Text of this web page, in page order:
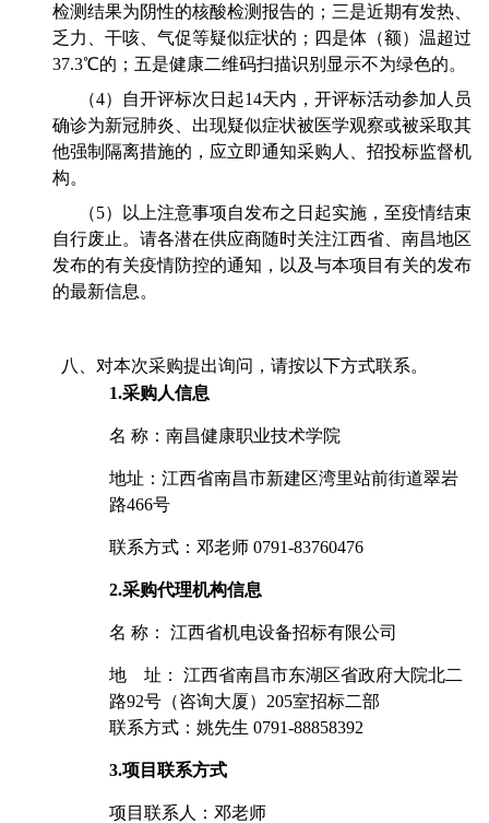
检测结果为阴性的核酸检测报告的；三是近期有发热、
乏力、干咳、气促等疑似症状的；四是体（额）温超过
37.3℃的；五是健康二维码扫描识别显示不为绿色的。
（4）自开评标次日起14天内，开评标活动参加人员
确诊为新冠肺炎、出现疑似症状被医学观察或被采取其
他强制隔离措施的，应立即通知采购人、招投标监督机
构。
（5）以上注意事项自发布之日起实施，至疫情结束
自行废止。请各潜在供应商随时关注江西省、南昌地区
发布的有关疫情防控的通知，以及与本项目有关的发布
的最新信息。
八、对本次采购提出询问，请按以下方式联系。
1.采购人信息
名 称：南昌健康职业技术学院
地址：江西省南昌市新建区湾里站前街道翠岩
路466号
联系方式： 邓老师 0791-83760476
2.采购代理机构信息
名 称： 江西省机电设备招标有限公司
地 址： 江西省南昌市东湖区省政府大院北二
路92号（咨询大厦）205室招标二部
联系方式：姚先生 0791-88858392
3.项目联系方式
项目联系人：邓老师